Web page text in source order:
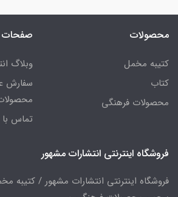
محصولات
کتیبه مخمل
کتاب
محصولات فرهنگی
صفحات
وبلاگ
سفارش
تماس با
فروشگاه اینترنتی انتشارات مشهور
فروشگاه اینترنتی انتشارات مشهور / کتیبه